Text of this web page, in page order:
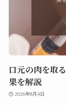
口元の肉を取
果を解説
2026年8月4日